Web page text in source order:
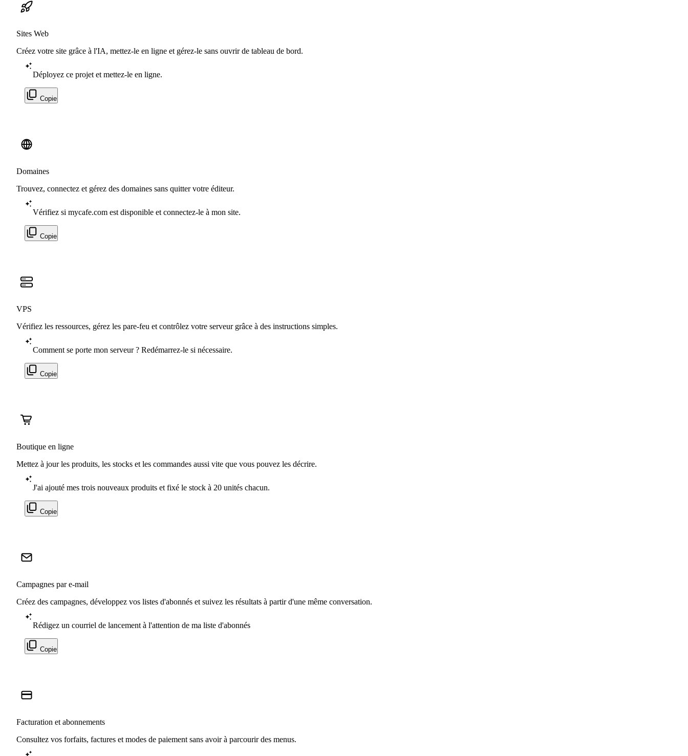
Sites Web
Créez votre site grâce à l'IA, mettez-le en ligne et gérez-le sans ouvrir de tableau de bord.
Déployez ce projet et mettez-le en ligne.
Copie
Domaines
Trouvez, connectez et gérez des domaines sans quitter votre éditeur.
Vérifiez si mycafe.com est disponible et connectez-le à mon site.
Copie
VPS
Vérifiez les ressources, gérez les pare-feu et contrôlez votre serveur grâce à des instructions simples.
Comment se porte mon serveur ? Redémarrez-le si nécessaire.
Copie
Boutique en ligne
Mettez à jour les produits, les stocks et les commandes aussi vite que vous pouvez les décrire.
J'ai ajouté mes trois nouveaux produits et fixé le stock à 20 unités chacun.
Copie
Campagnes par e-mail
Créez des campagnes, développez vos listes d'abonnés et suivez les résultats à partir d'une même conversation.
Rédigez un courriel de lancement à l'attention de ma liste d'abonnés
Copie
Facturation et abonnements
Consultez vos forfaits, factures et modes de paiement sans avoir à parcourir des menus.